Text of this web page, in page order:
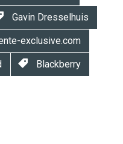
Gavin Dresselhuis
exclusive.com
Blackberry